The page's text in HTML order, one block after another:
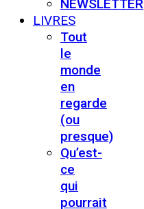
NEWSLETTER
LIVRES
Tout
le
monde
en
regarde
(ou
presque)
Qu’est-
ce
qui
pourrait